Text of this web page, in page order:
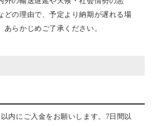
どの理由で、予定より納期が遅れる場
あらかじめご了承ください。
内にご入金をお願いします。7日間以